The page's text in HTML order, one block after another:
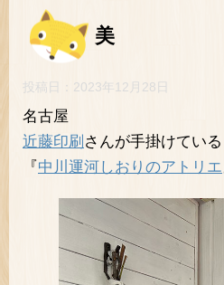
美
投稿日： 2023年12月28日
名古屋
近藤印刷 さんが手掛けている
『中川運河しおりのアトリエ